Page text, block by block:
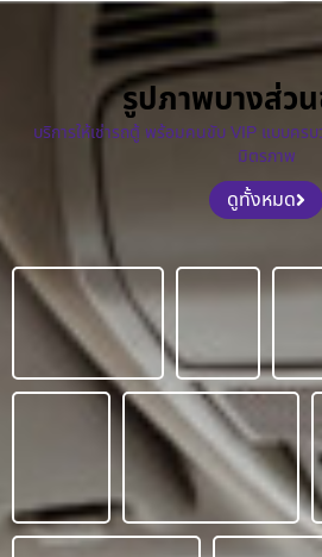
รูปภาพบางส่วน
บริการให้เช่ารถตู้ พร้อมคนขับ VIP แบบคร
มิตรภาพ
ดูทั้งหมด